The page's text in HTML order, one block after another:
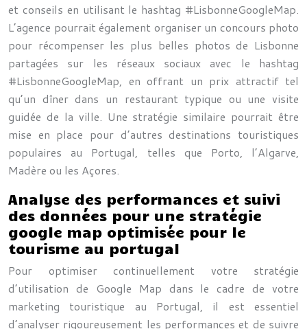
et conseils en utilisant le hashtag #LisbonneGoogleMap.
L’agence pourrait également organiser un concours photo
pour récompenser les plus belles photos de Lisbonne
partagées sur les réseaux sociaux avec le hashtag
#LisbonneGoogleMap, en offrant un prix attractif tel
qu’un dîner dans un restaurant typique ou une visite
guidée de la ville. Une stratégie similaire pourrait être
mise en place pour d’autres destinations touristiques
populaires au Portugal, telles que Porto, l’Algarve,
Madère ou les Açores.
Analyse des performances et suivi
des données pour une stratégie
google map optimisée pour le
tourisme au portugal
Pour optimiser continuellement votre stratégie
d’utilisation de Google Map dans le cadre de votre
marketing touristique au Portugal, il est essentiel
d’analyser rigoureusement les performances et de suivre